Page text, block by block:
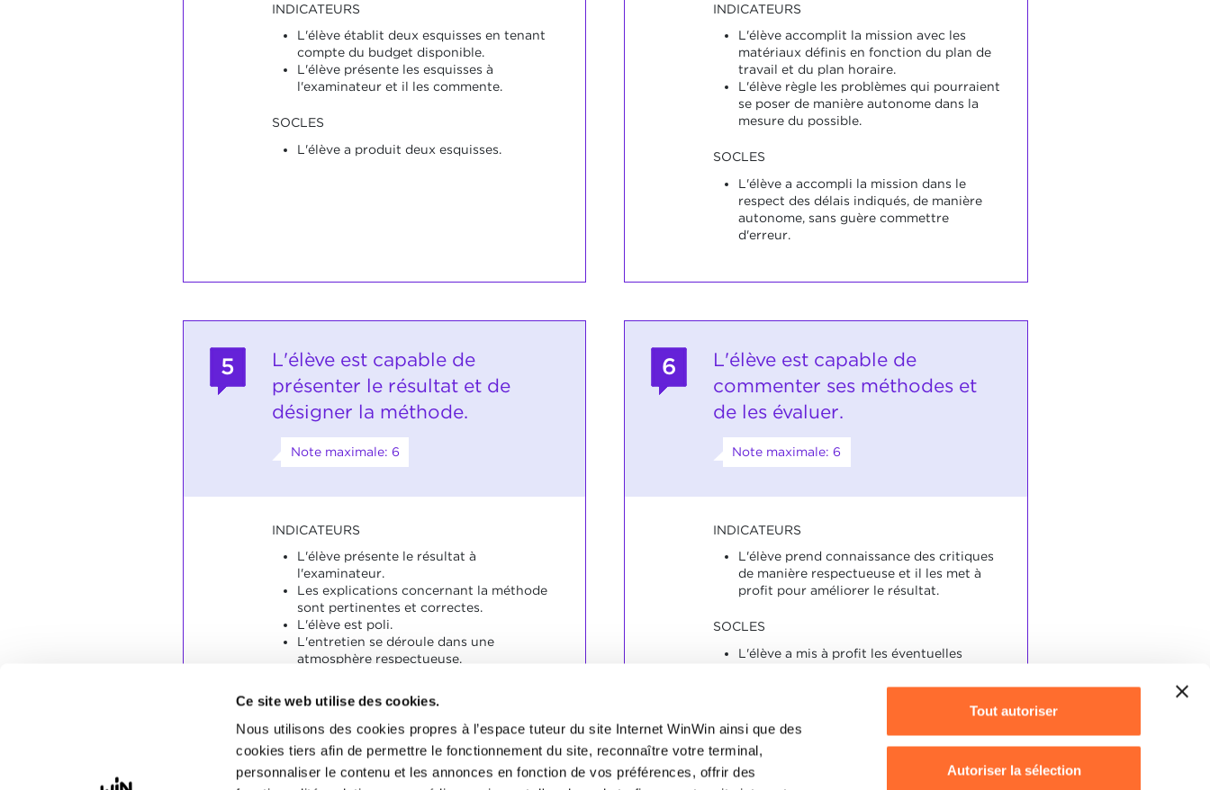
Ce site web utilise des cookies.
Nous utilisons des cookies propres à l’espace tuteur du site Internet WinWin ainsi que des
cookies tiers afin de permettre le fonctionnement du site, reconnaître votre terminal,
personnaliser le contenu et les annonces en fonction de vos préférences, offrir des
Tout autoriser
Autoriser la sélection
INDICATEURS
L'élève établit deux esquisses en tenant
compte du budget disponible.
L'élève présente les esquisses à
l'examinateur et il les commente.
SOCLES
L'élève a produit deux esquisses.
INDICATEURS
L'élève accomplit la mission avec les
matériaux définis en fonction du plan de
travail et du plan horaire.
L'élève règle les problèmes qui pourraient
se poser de manière autonome dans la
mesure du possible.
SOCLES
L'élève a accompli la mission dans le
respect des délais indiqués, de manière
autonome, sans guère commettre
d'erreur.
5
L'élève est capable de
présenter le résultat et de
désigner la méthode.
Note maximale: 6
INDICATEURS
L'élève présente le résultat à
l'examinateur.
Les explications concernant la méthode
sont pertinentes et correctes.
L'élève est poli.
L'entretien se déroule dans une
atmosphère respectueuse.
SOCLES
L'élève a présenté le résultat de manière
professionnelle.
L'élève s'est exprimé d'une manière
pertinente et respectueuse.
6
L'élève est capable de
commenter ses méthodes et
de les évaluer.
Note maximale: 6
INDICATEURS
L'élève prend connaissance des critiques
de manière respectueuse et il les met à
profit pour améliorer le résultat.
SOCLES
L'élève a mis à profit les éventuelles
manifeste au niveau du résultat.